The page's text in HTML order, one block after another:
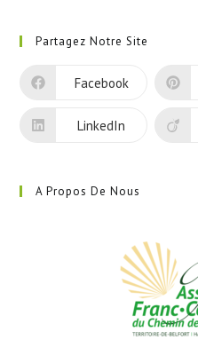
un
nouvel
Partagez Notre Site
Facebook
LinkedIn
A Propos De Nous